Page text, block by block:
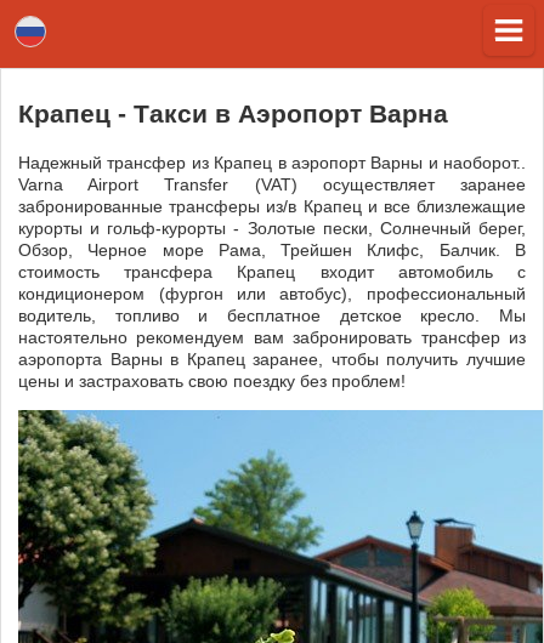
Крапец - Tакси в Аэропорт Варна
Надежный трансфер из Крапец в аэропорт Варны и наоборот..
Varna Airport Transfer (VAT) осуществляет заранее
забронированные трансферы из/в Крапец и все близлежащие
курорты и гольф-курорты - Золотые пески, Солнечный берег,
Обзор, Черное море Рама, Трейшен Клифс, Балчик. В
стоимость трансфера Крапец входит автомобиль с
кондиционером (фургон или автобус), профессиональный
водитель, топливо и бесплатное детское кресло. Мы
настоятельно рекомендуем вам забронировать трансфер из
аэропорта Варны в Крапец заранее, чтобы получить лучшие
цены и застраховать свою поездку без проблем!